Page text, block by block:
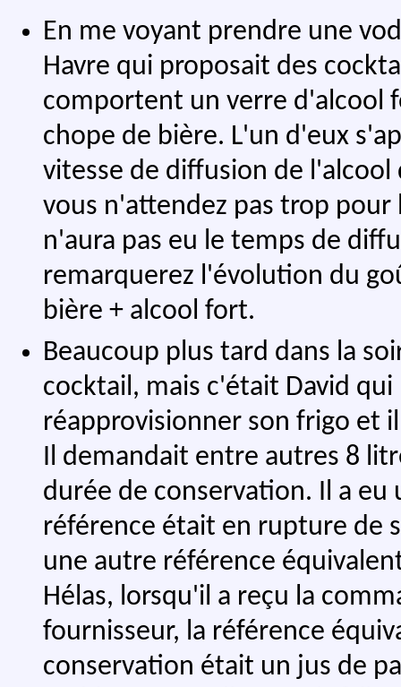
En me voyant prendre une
Havre qui proposait des
comportent un verre d'alcool
chope de bière. L'un d'eux
vitesse de diffusion de
vous n'attendez pas trop
n'aura pas eu le temps de
remarquerez l'évolution du
bière + alcool fort.
Beaucoup plus tard dans la
cocktail, mais c'était David
réapprovisionner son frigo et
Il demandait entre autres 8
durée de conservation. Il a
référence était en rupture de
une autre référence
Hélas, lorsqu'il a reçu la
fournisseur, la référence
conservation était un jus de